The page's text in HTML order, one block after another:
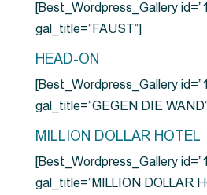
[Best_Wordpress_Gallery
gal_title=”FAUST”]
HEAD-ON
[Best_Wordpress_Gallery
gal_title=”GEGEN DIE
MILLION DOLLAR HOTEL
[Best_Wordpress_Gallery
gal_title=”MILLION DOLLAR